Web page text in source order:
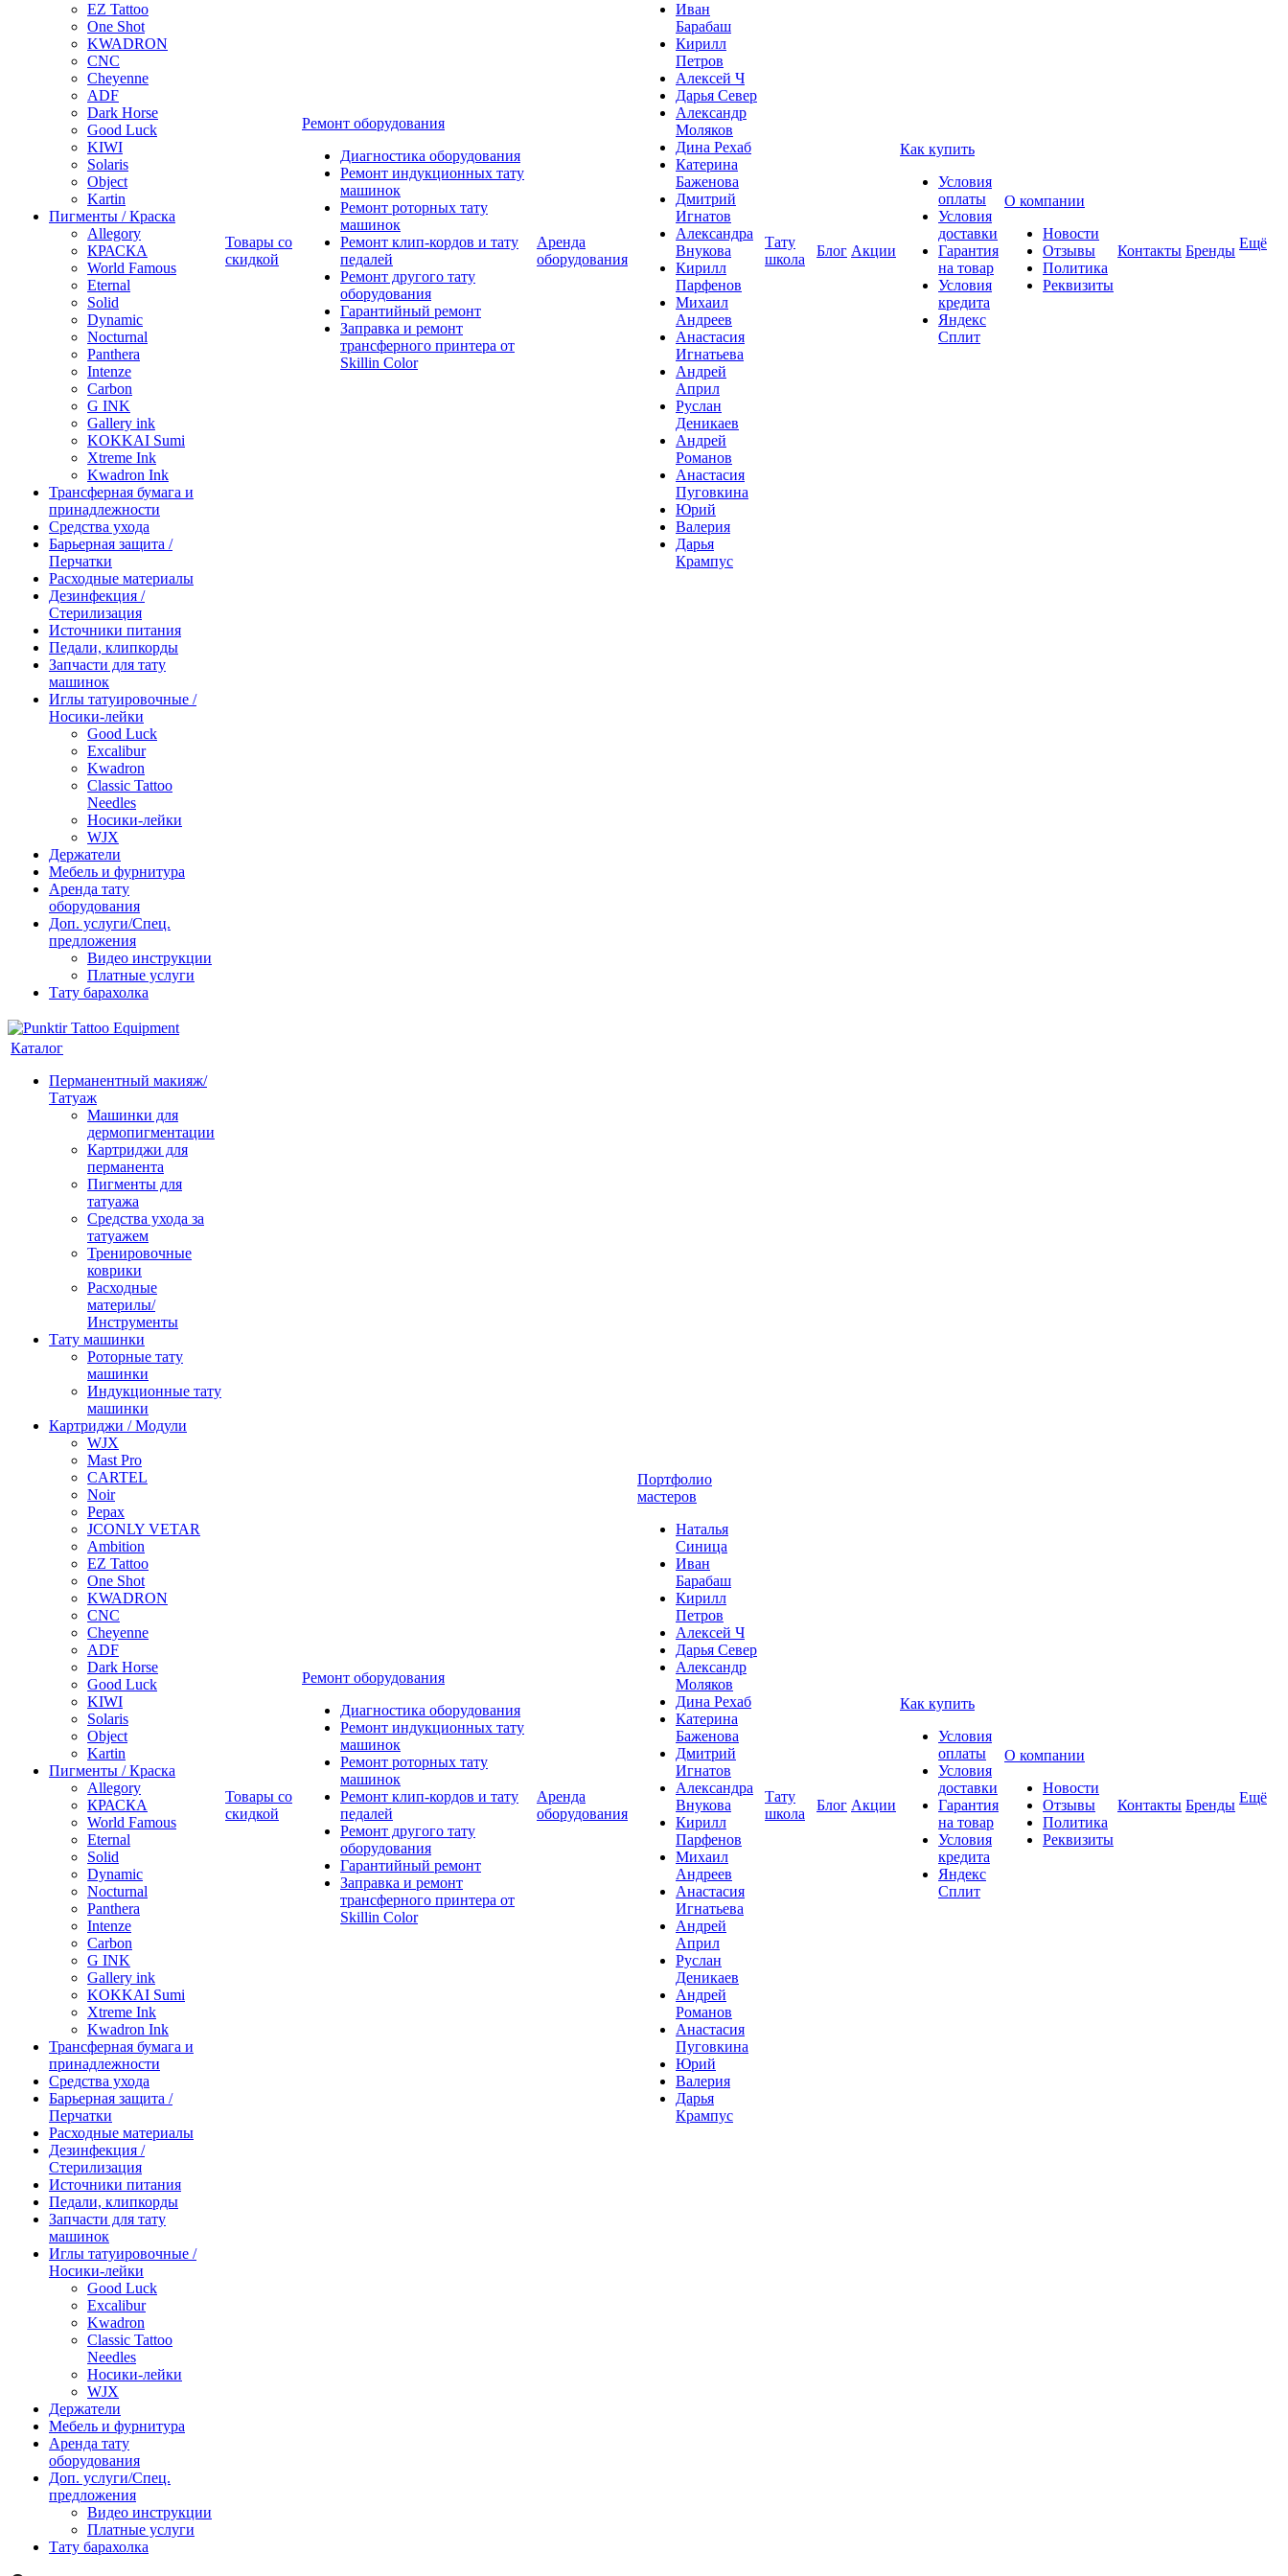
EZ Tattoo
One Shot
KWADRON
CNC
Cheyenne
ADF
Dark Horse
Good Luck
KIWI
Solaris
Object
Kartin
Пигменты / Краска
Allegory
КРАСКА
World Famous
Eternal
Solid
Dynamic
Nocturnal
Panthera
Intenze
Carbon
G INK
Gallery ink
KOKKAI Sumi
Xtreme Ink
Kwadron Ink
Трансферная бумага и
принадлежности
Средства ухода
Барьерная защита /
Перчатки
Расходные материалы
Дезинфекция /
Стерилизация
Источники питания
Педали, клипкорды
Запчасти для тату
машинок
Иглы татуировочные /
Носики-лейки
Good Luck
Excalibur
Kwadron
Classic Tattoo
Needles
Носики-лейки
WJX
Держатели
Мебель и фурнитура
Аренда тату
оборудования
Доп. услуги/Спец.
предложения
Видео инструкции
Платные услуги
Тату барахолка
Товары со
скидкой
Ремонт оборудования
Диагностика оборудования
Ремонт индукционных тату
машинок
Ремонт роторных тату
машинок
Ремонт клип-кордов и тату
педалей
Ремонт другого тату
оборудования
Гарантийный ремонт
Заправка и ремонт
трансферного принтера от
Skillin Color
Аренда
оборудования
Иван
Барабаш
Кирилл
Петров
Алексей Ч
Дарья Север
Александр
Моляков
Дина Рехаб
Катерина
Баженова
Дмитрий
Игнатов
Александра
Внукова
Кирилл
Парфенов
Михаил
Андреев
Анастасия
Игнатьева
Андрей
Април
Руслан
Деникаев
Андрей
Романов
Анастасия
Пуговкина
Юрий
Валерия
Дарья
Крампус
Тату
школа
Блог Акции
Как купить
Условия
оплаты
Условия
доставки
Гарантия
на товар
Условия
кредита
Яндекс
Сплит
О компании
Новости
Отзывы
Политика
Реквизиты
Контакты Бренды Ещё
Каталог
Перманентный макияж/
Татуаж
Машинки для
дермопигментации
Картриджи для
перманента
Пигменты для
татуажа
Средства ухода за
татуажем
Тренировочные
коврики
Расходные
материлы/
Инструменты
Тату машинки
Роторные тату
машинки
Индукционные тату
машинки
Картриджи / Модули
WJX
Mast Pro
CARTEL
Noir
Pepax
JCONLY VETAR
Ambition
EZ Tattoo
One Shot
KWADRON
CNC
Cheyenne
ADF
Dark Horse
Good Luck
KIWI
Solaris
Object
Kartin
Пигменты / Краска
Allegory
КРАСКА
World Famous
Eternal
Solid
Dynamic
Nocturnal
Panthera
Intenze
Carbon
G INK
Gallery ink
KOKKAI Sumi
Xtreme Ink
Kwadron Ink
Трансферная бумага и
принадлежности
Средства ухода
Барьерная защита /
Перчатки
Расходные материалы
Дезинфекция /
Стерилизация
Источники питания
Педали, клипкорды
Запчасти для тату
машинок
Иглы татуировочные /
Носики-лейки
Good Luck
Excalibur
Kwadron
Classic Tattoo
Needles
Носики-лейки
WJX
Держатели
Мебель и фурнитура
Аренда тату
оборудования
Доп. услуги/Спец.
предложения
Видео инструкции
Платные услуги
Тату барахолка
Товары со
скидкой
Ремонт оборудования
Диагностика оборудования
Ремонт индукционных тату
машинок
Ремонт роторных тату
машинок
Ремонт клип-кордов и тату
педалей
Ремонт другого тату
оборудования
Гарантийный ремонт
Заправка и ремонт
трансферного принтера от
Skillin Color
Аренда
оборудования
Портфолио
мастеров
Наталья
Синица
Иван
Барабаш
Кирилл
Петров
Алексей Ч
Дарья Север
Александр
Моляков
Дина Рехаб
Катерина
Баженова
Дмитрий
Игнатов
Александра
Внукова
Кирилл
Парфенов
Михаил
Андреев
Анастасия
Игнатьева
Андрей
Април
Руслан
Деникаев
Андрей
Романов
Анастасия
Пуговкина
Юрий
Валерия
Дарья
Крампус
Тату
школа
Блог Акции
Как купить
Условия
оплаты
Условия
доставки
Гарантия
на товар
Условия
кредита
Яндекс
Сплит
О компании
Новости
Отзывы
Политика
Реквизиты
Контакты Бренды Ещё